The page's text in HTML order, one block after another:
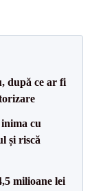
după ce ar fi
cu
și riscă
milioane lei